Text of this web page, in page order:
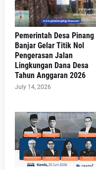
Pemerintah Desa Pinang
Banjar Gelar Titik Nol
Pengerasan Jalan
Lingkungan Dana Desa
Tahun Anggaran 2026
July 14, 2026